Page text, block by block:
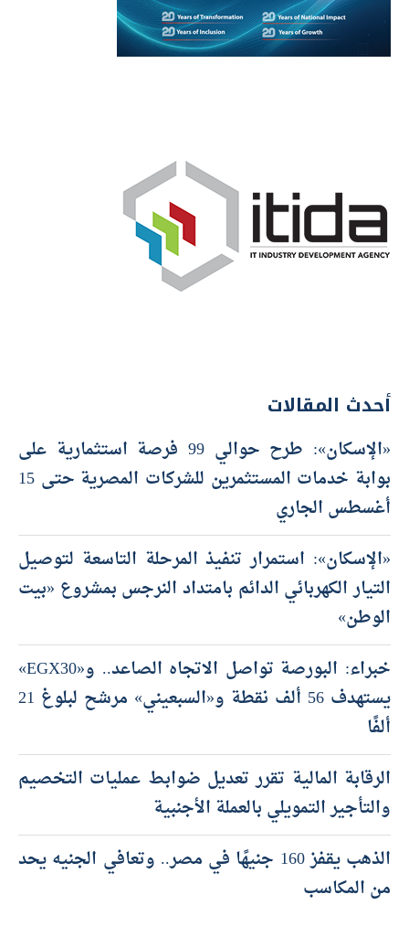
أحدث المقالات
«الإسكان»: طرح حوالي 99 فرصة استثمارية على
بوابة خدمات المستثمرين للشركات المصرية حتى 15
أغسطس الجاري
«الإسكان»: استمرار تنفيذ المرحلة التاسعة لتوصيل
التيار الكهربائي الدائم بامتداد النرجس بمشروع «بيت
الوطن»
خبراء: البورصة تواصل الاتجاه الصاعد.. و«EGX30»
يستهدف 56 ألف نقطة و«السبعيني» مرشح لبلوغ 21
ألفًا
الرقابة المالية تقرر تعديل ضوابط عمليات التخصيم
والتأجير التمويلي بالعملة الأجنبية
الذهب يقفز 160 جنيهًا في مصر.. وتعافي الجنيه يحد
من المكاسب